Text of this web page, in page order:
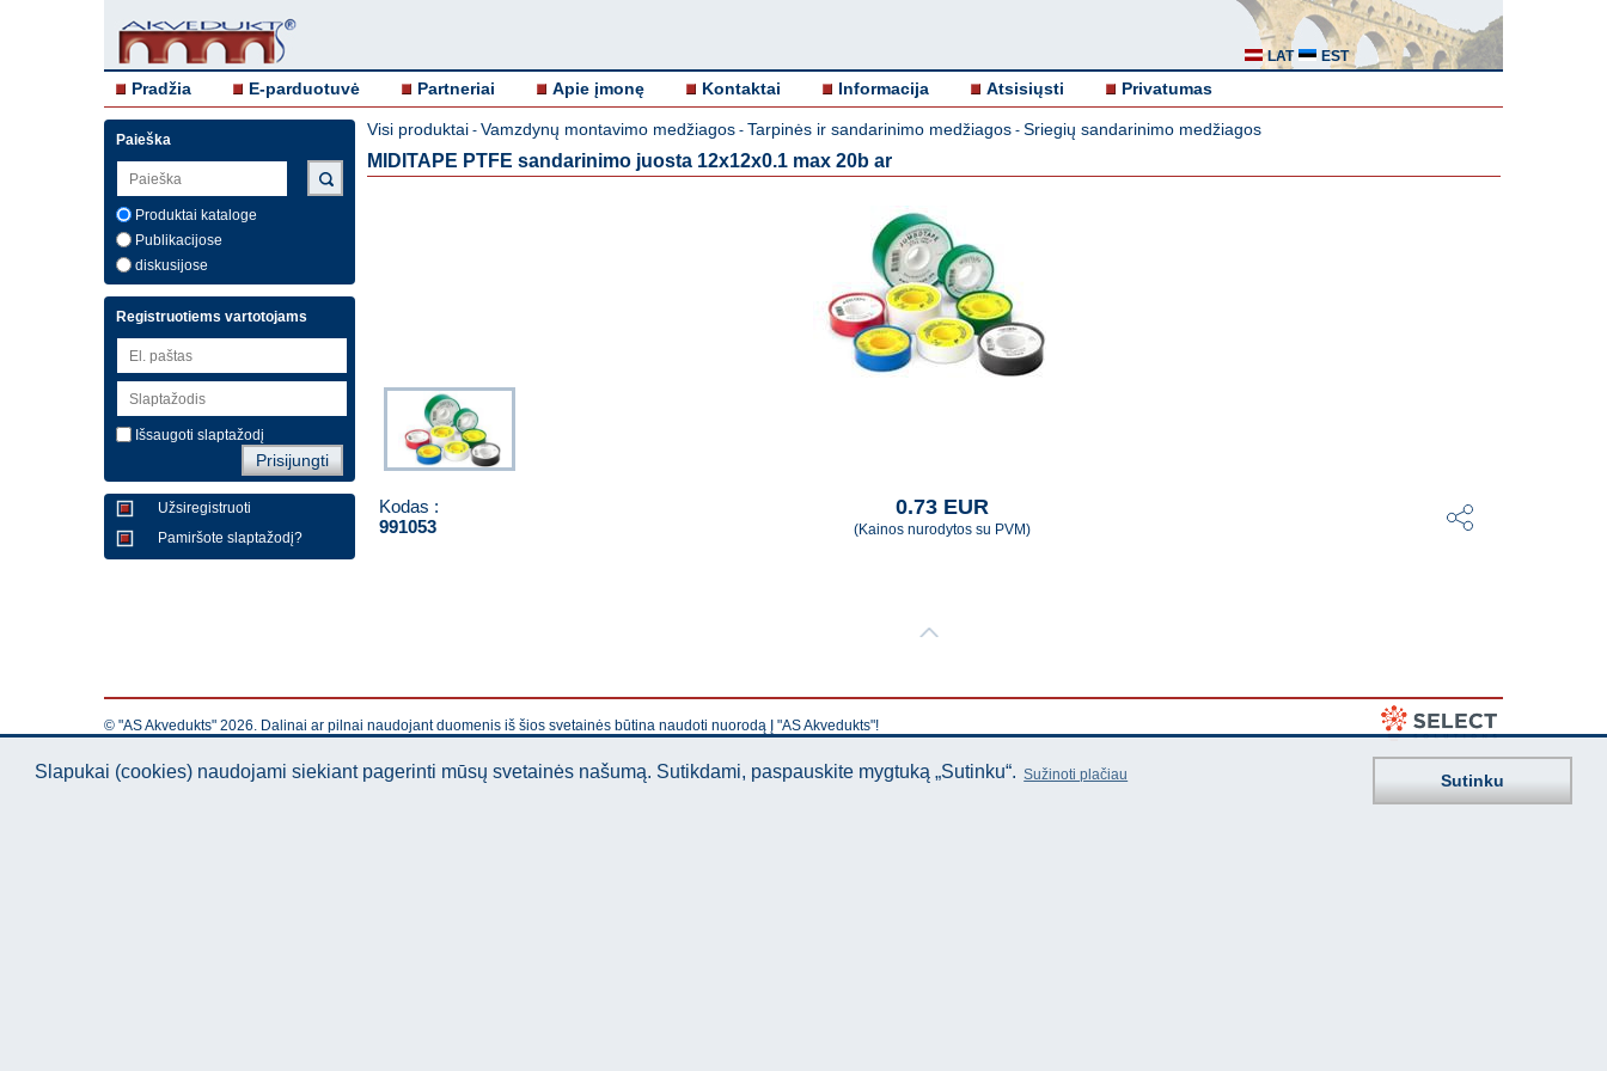
LAT EST
Pradžia E-parduotuvė Partneriai Apie įmonę Kontaktai Informacija Atsisiųsti Privatumas
Paieška
Produktai kataloge
Publikacijose
diskusijose
Registruotiems vartotojams
Išsaugoti slaptažodį
Užsiregistruoti
Pamiršote slaptažodį?
Visi produktai - Vamzdynų montavimo medžiagos - Tarpinės ir sandarinimo medžiagos - Sriegių sandarinimo medžiagos
MIDITAPE PTFE sandarinimo juosta 12x12x0.1 max 20b ar
Kodas :
991053
0.73 EUR
(Kainos nurodytos su PVM)
© "AS Akvedukts" 2026. Dalinai ar pilnai naudojant duomenis iš šios svetainės būtina naudoti nuorodą Į "AS Akvedukts"!
Slapukai (cookies) naudojami siekiant pagerinti mūsų svetainės našumą. Sutikdami, paspauskite mygtuką „Sutinku“. Sužinoti plačiau Sutinku